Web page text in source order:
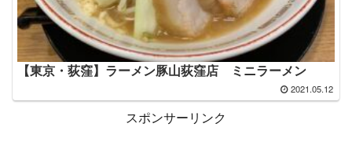
【東京・荻窪】ラーメン豚山荻窪店 ミニラーメン
2021.05.12
スポンサーリンク